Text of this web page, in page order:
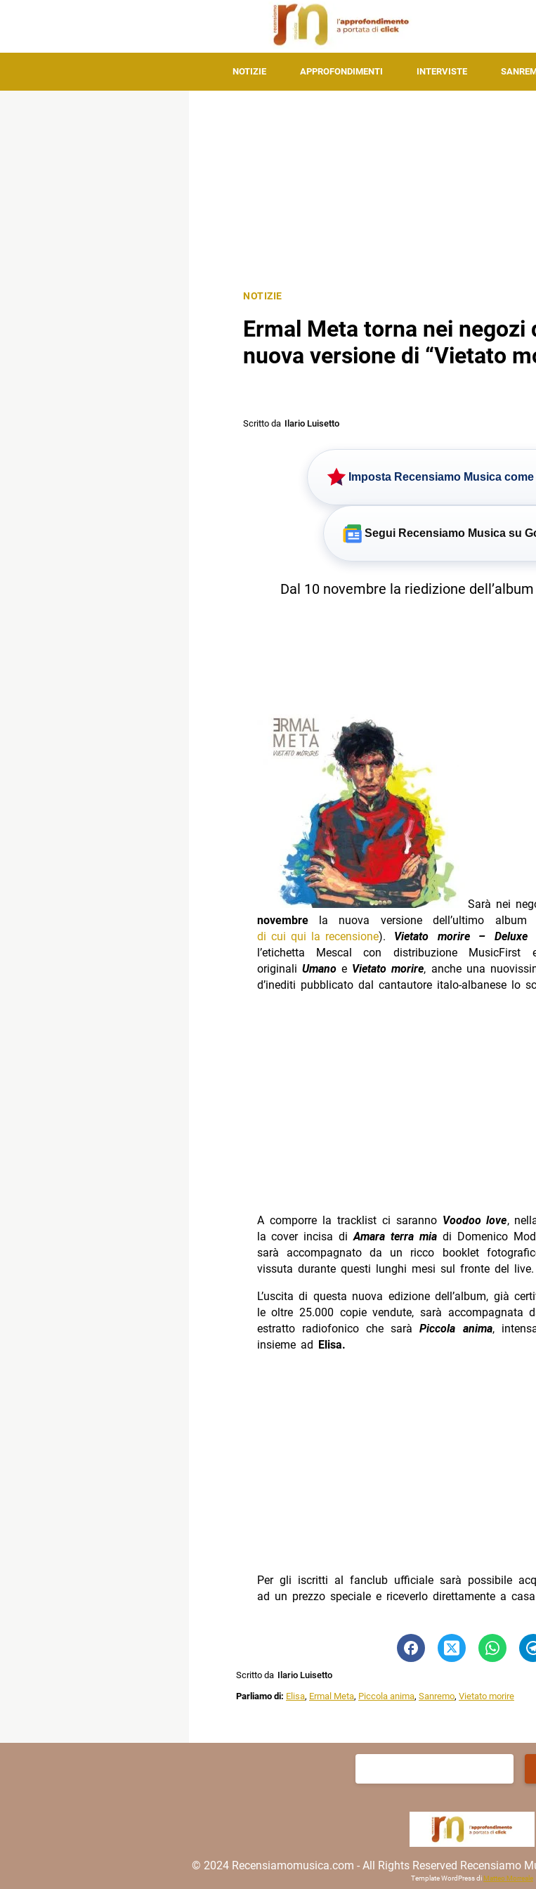
NOTIZIE APPROFONDIMENTI INTERVISTE
NOTIZIE
Ermal Meta torna nei negozi
nuova versione di “Vietato
Scritto da Ilario Luisetto
Imposta Recensiamo Musica come
Segui Recensiamo Musica su
Dal 10 novembre la riedizione
Sarà nei
novembre
la nuova versione dell’ultimo
di cui qui la recensione). Vietato morire –
l’etichetta Mescal con distribuzione
originali Umano e Vietato morire, anche una
d’inediti pubblicato dal cantautore italo-albanese lo
A comporre la tracklist ci saranno Voodoo love,
la cover incisa diAmara terra miadi Domenico
sarà accompagnato da un ricco booklet
vissuta durante questi lunghi mesi sul fronte del live.
L’uscita di questa nuova edizione dell’album, già
le oltre 25.000 copie vendute, sarà accompagnata
estratto radiofonico che saràPiccola anima,
insieme ad
Elisa.
Per gli iscritti al fanclub ufficiale sarà possibile
ad un prezzo speciale e riceverlo direttamente a
Scritto da Ilario Luisetto
Parliamo di: Elisa, Ermal Meta, Piccola anima, Sanremo, Vietato morire
Ricerca
© 2024 Recensiamomusica.com - All Rights Reserved Recensiamo
Template WordPress di Matteo Morreale